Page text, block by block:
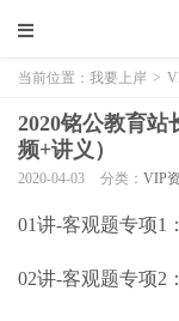
当前位置： 我要上岸 >
2020铭公教育站
频+讲义）
2020-04-03 分类： VIP
01讲-客观题专项1
02讲-客观题专项2